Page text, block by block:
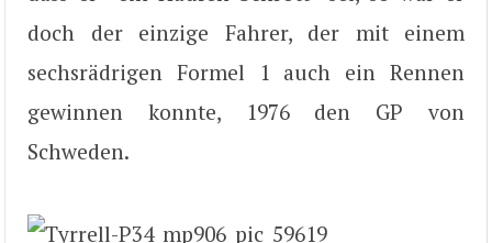
doch der einzige Fahrer, der mit einem
sechsrädrigen Formel 1 auch ein Rennen
gewinnen konnte, 1976 den GP von
Schweden.